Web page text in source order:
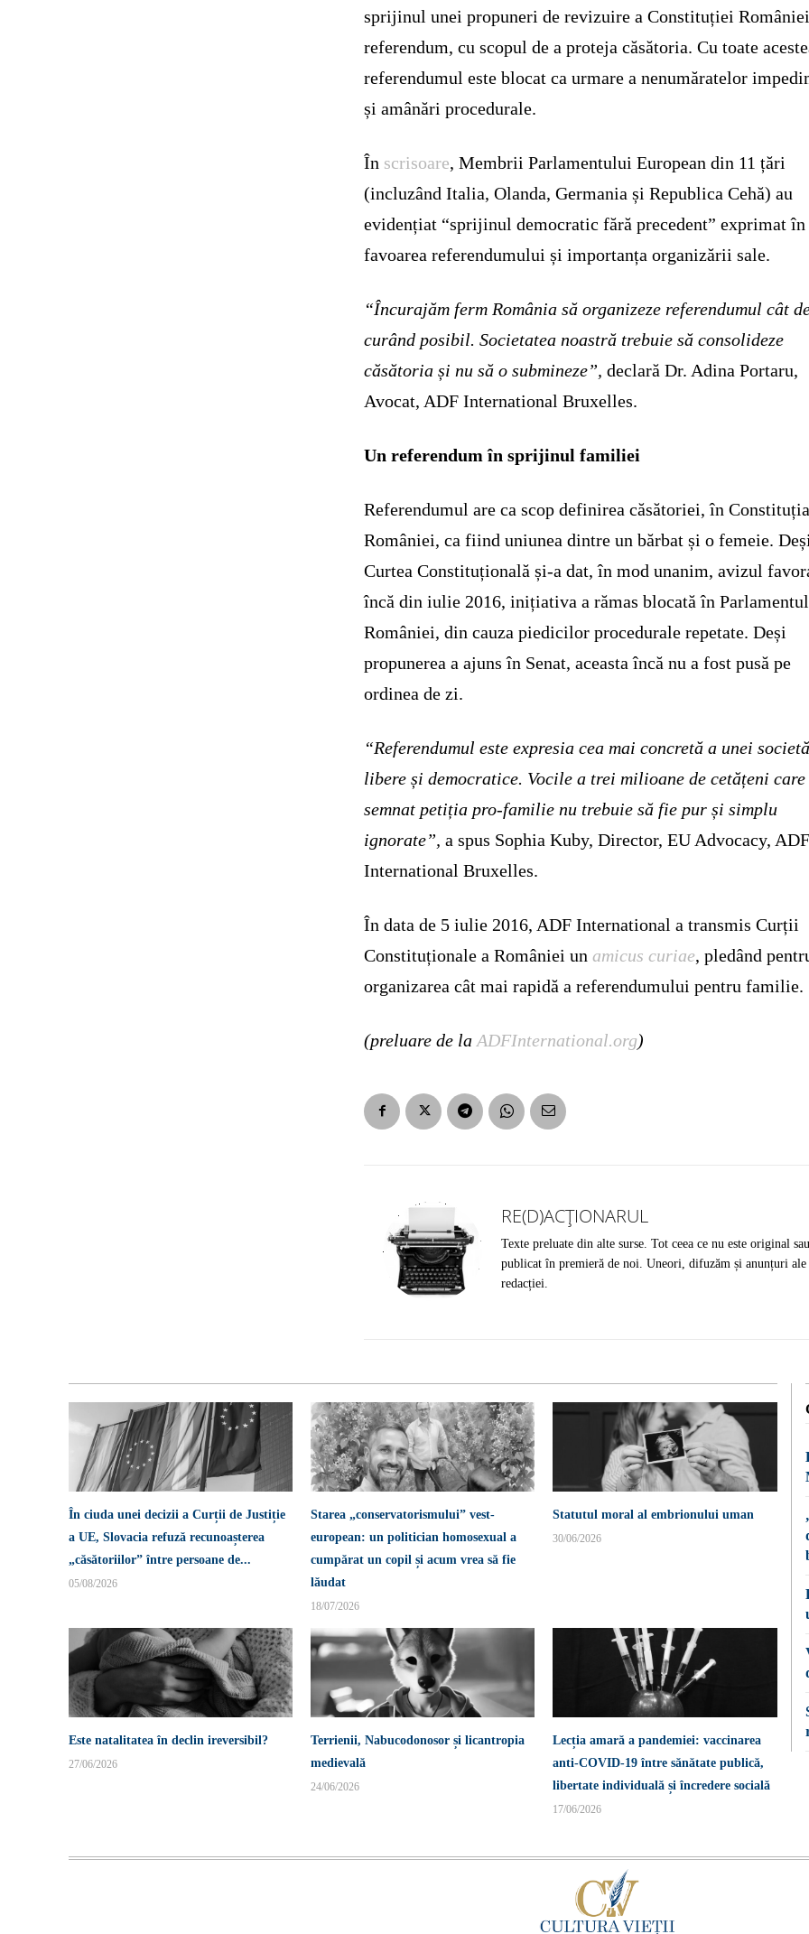
sprijinul unei propuneri de revizuire a Constituției
referendum, cu scopul de a proteja căsătoria. Cu toate
referendumul este blocat ca urmare a nenumăratelor
și amânări procedurale.
În scrisoare, Membrii Parlamentului European din 11 țări
(incluzând Italia, Olanda, Germania și Republica Cehă) au
evidențiat “sprijinul democratic fără precedent” exprimat în
favoarea referendumului și importanța organizării sale.
“Încurajăm ferm România să organizeze referendumul cât
curând posibil. Societatea noastră trebuie să consolideze
căsătoria și nu să o submineze”,declară Dr. Adina Portaru,
Avocat, ADF International Bruxelles.
Un referendum în sprijinul familiei
Referendumul are ca scop definirea căsătoriei, în Constituția
României, ca fiind uniunea dintre un bărbat și o femeie. Deși
Curtea Constituțională și-a dat, în mod unanim, avizul
încă din iulie 2016, inițiativa a rămas blocată în Parlamentul
României, din cauza piedicilor procedurale repetate. Deși
propunerea a ajuns în Senat, aceasta încă nu a fost pusă pe
ordinea de zi.
“Referendumul este expresia cea mai concretă a unei
libere și democratice. Vocile a trei milioane de cetățeni care
semnat petiția pro-familie nu trebuie să fie pur și simplu
ignorate”,a spus Sophia Kuby, Director, EU Advocacy, ADF
International Bruxelles.
În data de 5 iulie 2016, ADF International a transmis Curții
Constituționale a României unamicus curiae, pledând
organizarea cât mai rapidă a referendumului pentru familie.
(preluare de laADFInternational.org)
RE(D)ACȚIONARUL
Texte preluate din alte surse. Tot ceea ce nu este original sau
publicat în premieră de noi. Uneori, difuzăm și anunțuri ale
redacției.
În ciuda unei decizii a Curții de Justiție
a UE, Slovacia refuză recunoașterea
„căsătoriilor” între persoane de...
05/08/2026
Starea „conservatorismului” vest-
european: un politician homosexual a
cumpărat un copil și acum vrea să fie
lăudat
18/07/2026
Statutul moral al embrionului uman
30/06/2026
Este natalitatea în declin ireversibil?
27/06/2026
Terrienii, Nabucodonosor și licantropia
medievală
24/06/2026
Lecția amară a pandemiei: vaccinarea
anti-COVID-19 între sănătate publică,
libertate individuală și încredere socială
17/06/2026